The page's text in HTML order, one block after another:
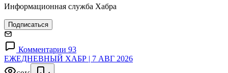
Информационная служба Хабра
Подписаться
Комментарии 93
ЕЖЕДНЕВНЫЙ ХАБР | 7 АВГ 2026